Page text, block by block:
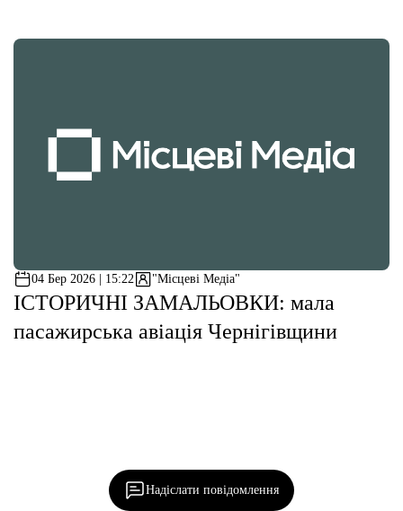
04 Бер 2026 | 15:22 "Місцеві Медіа"
ІСТОРИЧНІ ЗАМАЛЬОВКИ: мала
пасажирська авіація Чернігівщини
Надіслати повідомлення